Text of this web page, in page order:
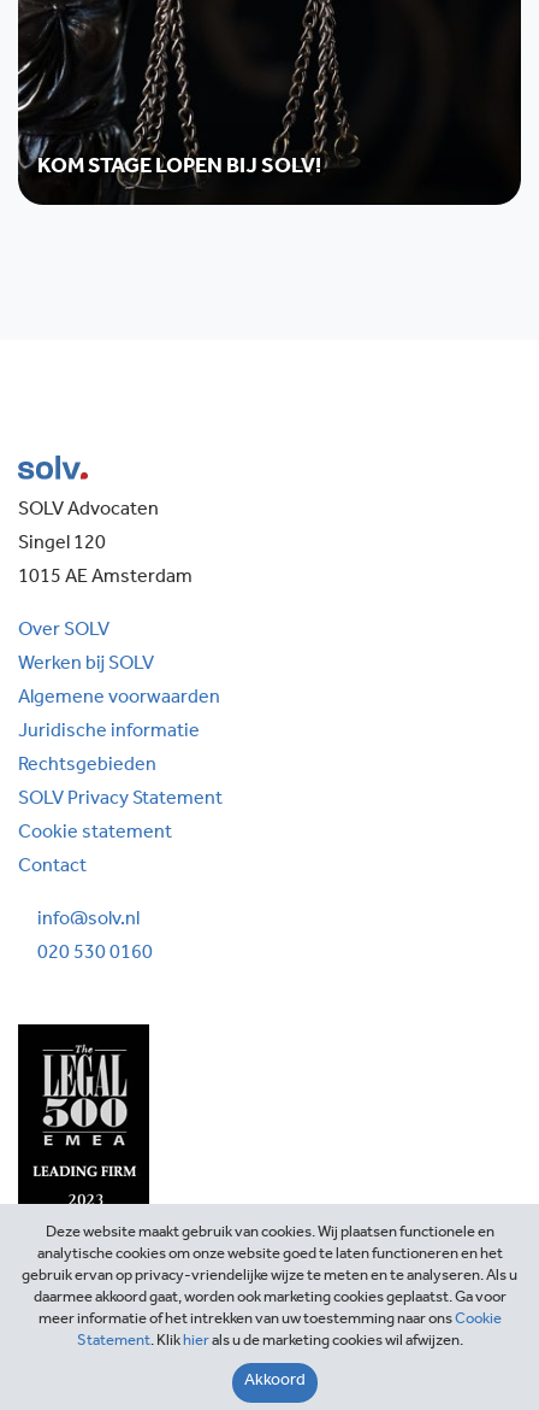
KOM STAGE LOPEN BIJ SOLV!
SOLV Advocaten
Singel 120
1015 AE Amsterdam
Over SOLV
Werken bij SOLV
Algemene voorwaarden
Juridische informatie
Rechtsgebieden
SOLV Privacy Statement
Cookie statement
Contact
info@solv.nl
020 530 0160
©2026 SOLV Advocaten
Deze website maakt gebruik van cookies. Wij plaatsen functionele en
analytische cookies om onze website goed te laten functioneren en het
gebruik ervan op privacy-vriendelijke wijze te meten en te analyseren. Als u
daarmee akkoord gaat, worden ook marketing cookies geplaatst. Ga voor
meer informatie of het intrekken van uw toestemming naar onsCookie
Statement. Klikhierals u de marketing cookies wil afwijzen.
Akkoord